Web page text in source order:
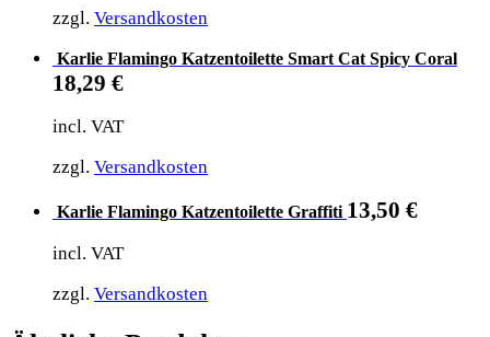
zzgl. Versandkosten
Karlie Flamingo Katzentoilette Smart Cat Spicy Coral
18,29 €
incl. VAT
zzgl. Versandkosten
Karlie Flamingo Katzentoilette Graffiti 13,50 €
incl. VAT
zzgl. Versandkosten